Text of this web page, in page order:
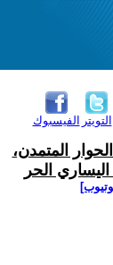
الفيسبوك التويتر
المتمدن،
الحر